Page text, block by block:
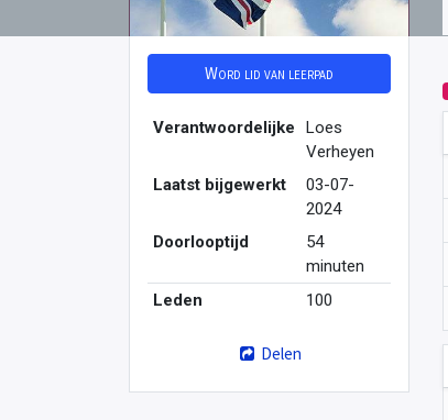
Word lid van leerpad
Verantwoordelijke
Loes
Verheyen
Laatst bijgewerkt
03-07-
2024
Doorlooptijd
54
minuten
Leden
100
Delen